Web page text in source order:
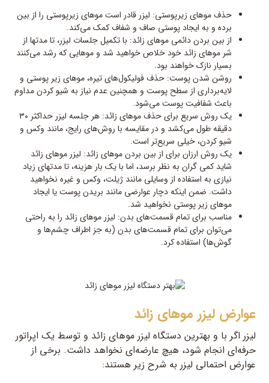
حذف موهای زیرپوستی: لیزر قادر است موهای زیرپوستی را از بین
برده و به ایجاد پوستی صاف و شفاف کمک می‌کند.
از بین بردن دائمی موهای زائد: با تکمیل جلسات لیزر، تا مدتها از
شر موهای زائد خود خلاص خواهید شد و موهایی که رشد می‌کنند
بسیار نازک خواهند بود.
روشن شدن پوست: حذف فولیکول‌های تیره، موهای زیر پوستی و
لایه‌برداری از سطح پوست و همچنین عدم نیاز به شیو کردن مداوم
باعث شفافیت پوست می‌شود.
یک روش سریع برای حذف موهای زائد: هر جلسه لیزر حداکثر ۳۰
دقیقه طول می‌کشد و در مقایسه با روش‌های رایج، مانند وکس و
شیو کردن، خیلی سریع‌تر است.
یک روش ارزان برای از بین بردن موهای زائد: لیزر موهای زائد
شاید کمی گران به نظر برسد، اما با یک بار هزینه، تا مدتهای زیاد
نیازی به استفاده از وسایلی مانند ژیلت، وکس و غیره نخواهید
داشت. ضمن اینکه دچار عوارضی مانند بریدن پوست یا ایجاد
موهای زیر پوستی نخواهید شد.
مناسب برای تمام قسمت‌های بدن: لیزر موهای زائد را به راحتی
می‌توان برای تمام قسمت‌های بدن (به جز اطراف چشم‌ها و
گوش‌ها) استفاده کرد.
عوارض لیزر موهای زائد
لیزر اگر با و بهترین دستگاه لیزر موهای زائد و توسط یک اپراتور
حرفه‌ای انجام شود، هیچ عارضه‌ای نخواهد داشت. برخی از
عوارض احتمالی لیزر به شرح زیر هستند: